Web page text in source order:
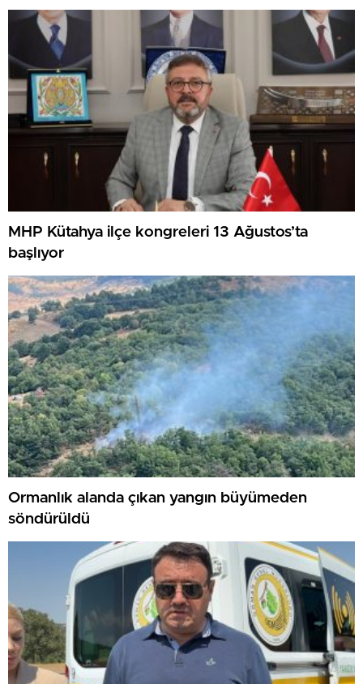
MHP Kütahya ilçe kongreleri 13 Ağustos’ta
başlıyor
Ormanlık alanda çıkan yangın büyümeden
söndürüldü